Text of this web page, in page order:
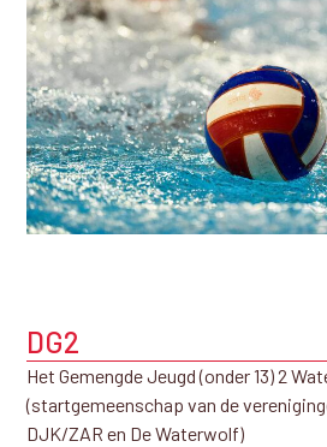
DG2
Het Gemengde Jeugd (onder 13) 2
(startgemeenschap van de
DJK/ZAR en De Waterwolf)